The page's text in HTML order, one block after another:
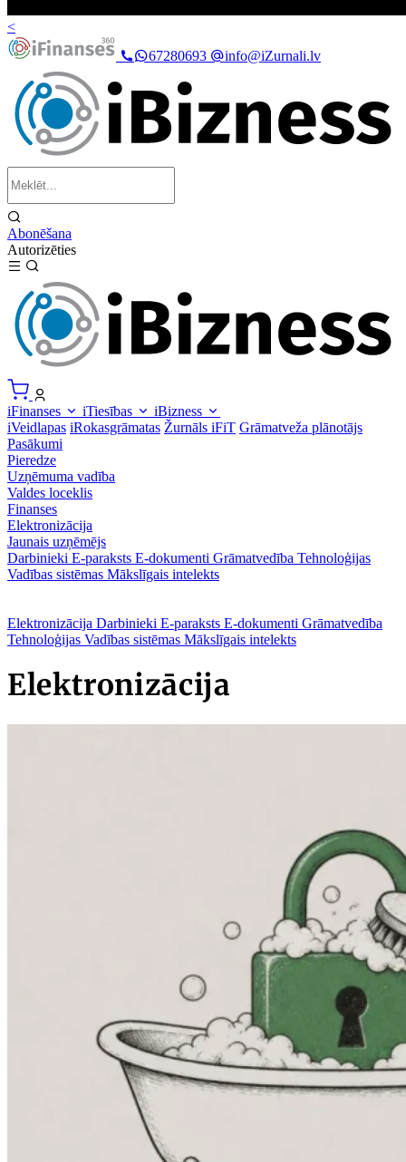
<
67280693
info@iZurnali.lv
Abonēšana
Autorizēties
iFinanses iTiesības
iBizness
iVeidlapas iRokasgrāmatas Žurnāls iFiT Grāmatveža plānotājs
Pasākumi
Pieredze
Uzņēmuma vadība
Valdes loceklis
Finanses
Elektronizācija
Jaunais uzņēmējs
Darbinieki E-paraksts E-dokumenti Grāmatvedība Tehnoloģijas
Vadības sistēmas Mākslīgais intelekts
Elektronizācija Darbinieki E-paraksts E-dokumenti Grāmatvedība
Tehnoloģijas Vadības sistēmas Mākslīgais intelekts
Elektronizācija